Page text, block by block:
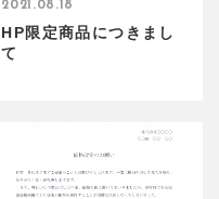
2021.08.18
HP限定商品につきまし
て